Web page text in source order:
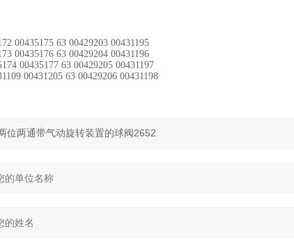
00435175 63 00429203 00431195
00435176 63 00429204 00431196
00435177 63 00429205 00431197
00431205 63 00429206 00431198